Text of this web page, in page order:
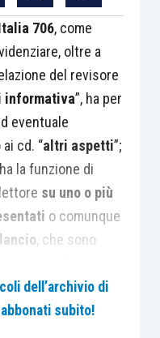
706, come
oltre a
del revisore
informativa”, ha per
eventuale
cd. “altri aspetti”;
la funzione di
su uno o più
o comunque
, che sono
contabile, della
dellarelazione di
dell’archivio di
subito!